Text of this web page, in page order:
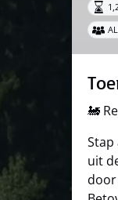
🚂
uit
door